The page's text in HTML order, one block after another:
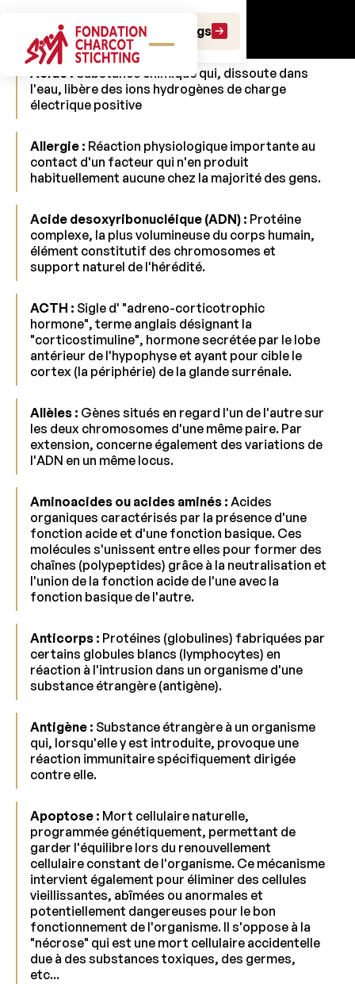
Faire un don Faire un legs
Lexique
Acide : Substance chimique qui, dissoute dans
l'eau, libère des ions hydrogènes de charge
électrique positive
Allergie : Réaction physiologique importante au
contact d'un facteur qui n'en produit
habituellement aucune chez la majorité des gens.
Acide desoxyribonucléique (ADN) : Protéine
complexe, la plus volumineuse du corps humain,
élément constitutif des chromosomes et
support naturel de l'hérédité.
ACTH : Sigle d' "adreno-corticotrophic
hormone", terme anglais désignant la
"corticostimuline", hormone secrétée par le lobe
antérieur de l'hypophyse et ayant pour cible le
cortex (la périphérie) de la glande surrénale.
Allèles : Gènes situés en regard l'un de l'autre sur
les deux chromosomes d'une même paire. Par
extension, concerne également des variations de
l'ADN en un même locus.
Aminoacides ou acides aminés : Acides
organiques caractérisés par la présence d'une
fonction acide et d'une fonction basique. Ces
molécules s'unissent entre elles pour former des
chaînes (polypeptides) grâce à la neutralisation et
l'union de la fonction acide de l'une avec la
fonction basique de l'autre.
Anticorps : Protéines (globulines) fabriquées par
certains globules blancs (lymphocytes) en
réaction à l'intrusion dans un organisme d'une
substance étrangère (antigène).
Antigène : Substance étrangère à un organisme
qui, lorsqu'elle y est introduite, provoque une
réaction immunitaire spécifiquement dirigée
contre elle.
Apoptose : Mort cellulaire naturelle,
programmée génétiquement, permettant de
garder l'équilibre lors du renouvellement
cellulaire constant de l'organisme. Ce mécanisme
intervient également pour éliminer des cellules
vieillissantes, abîmées ou anormales et
potentiellement dangereuses pour le bon
fonctionnement de l'organisme. Il s'oppose à la
"nécrose" qui est une mort cellulaire accidentelle
due à des substances toxiques, des germes,
etc...